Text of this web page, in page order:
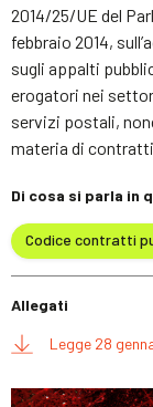
2014/25/UE del
febbraio 2014,
sugli appalti
erogatori nei
servizi postali,
materia di
Di cosa si parla in
Codice contratti
Allegati
Legge 28